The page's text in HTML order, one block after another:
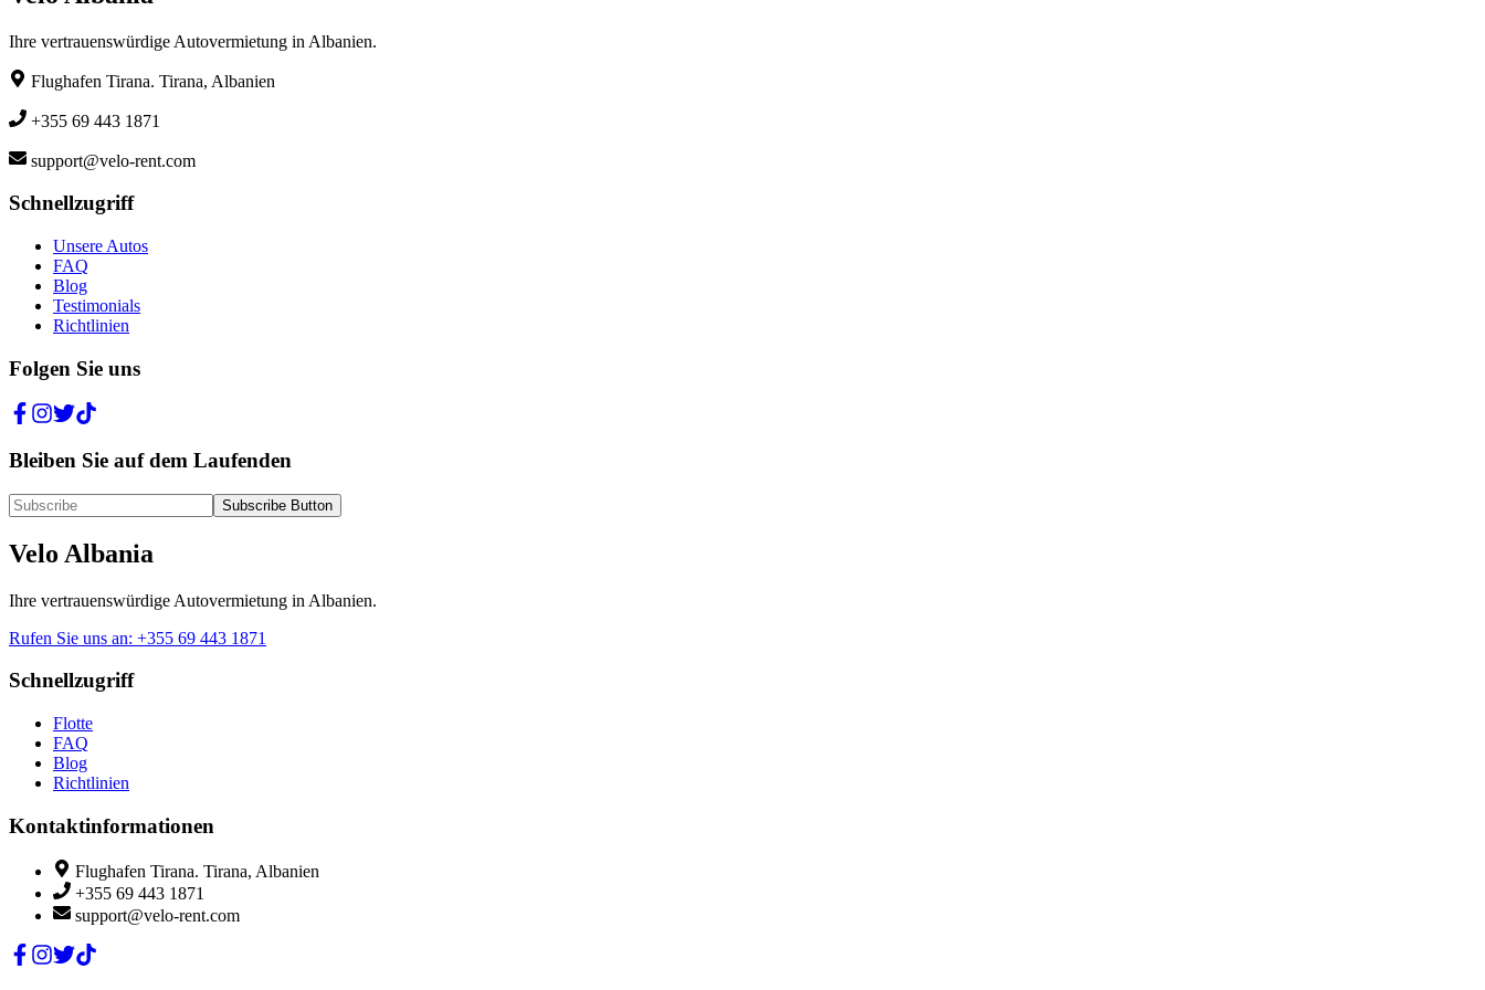
Ihre vertrauenswürdige Autovermietung in Albanien.
Flughafen Tirana. Tirana, Albanien
+355 69 443 1871
support@velo-rent.com
Schnellzugriff
Unsere Autos
FAQ
Blog
Testimonials
Richtlinien
Folgen Sie uns
Bleiben Sie auf dem Laufenden
Subscribe Button
Velo Albania
Ihre vertrauenswürdige Autovermietung in Albanien.
Rufen Sie uns an: +355 69 443 1871
Schnellzugriff
Flotte
FAQ
Blog
Richtlinien
Kontaktinformationen
Flughafen Tirana. Tirana, Albanien
+355 69 443 1871
support@velo-rent.com